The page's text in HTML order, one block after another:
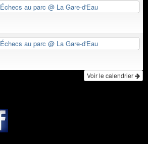
Échecs au parc @ La Gare-d'Eau
Échecs au parc @ La Gare-d'Eau
Voir le calendrier